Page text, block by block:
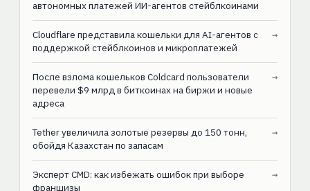
автономных платежей ИИ-агентов стейблкоинами
Cloudflare представила кошельки для AI-агентов с
поддержкой стейблкоинов и микроплатежей
→
После взлома кошельков Coldcard пользователи
перевели $9 млрд в биткоинах на биржи и новые
адреса
→
Tether увеличила золотые резервы до 150 тонн,
обойдя Казахстан по запасам
→
Эксперт CMD: как избежать ошибок при выборе
франшизы
→